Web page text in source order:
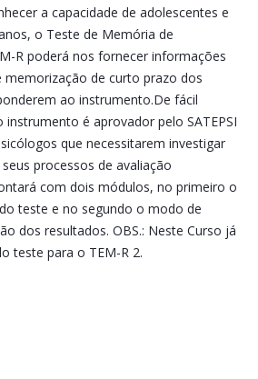
a capacidade de adolescentes e
o Teste de Memória de
R poderá nos fornecer informações
memorização de curto prazo dos
ao instrumento.De fácil
é aprovador pelo SATEPSI
que necessitarem investigar
processos de avaliação
com dois módulos, no primeiro o
teste e no segundo o modo de
dos resultados. OBS.: Neste Curso já
teste para o TEM-R 2.